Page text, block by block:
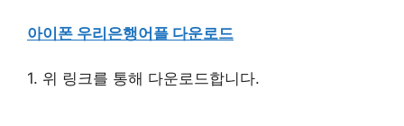
아이폰 우리은행어플 다운로드
1. 위 링크를 통해 다운로드합니다.